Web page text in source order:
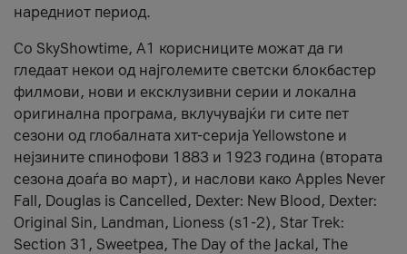
наредниот период.
Со SkyShowtime, А1 корисниците можат да ги
гледаат некои од најголемите светски блокбастер
филмови, нови и ексклузивни серии и локална
оригинална програма, вклучувајќи ги сите пет
сезони од глобалната хит-серија Yellowstone и
нејзините спинофови 1883 и 1923 година (втората
сезона доаѓа во март), и наслови како Apples Never
Fall, Douglas is Cancelled, Dexter: New Blood, Dexter:
Original Sin, Landman, Lioness (s1-2), Star Trek:
Section 31, Sweetpea, The Day of the Jackal, The